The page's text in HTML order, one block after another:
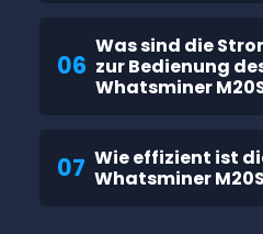
06
Was sind die
zur Bedienung
Whatsminer
07 Wie effizient ist
Whatsminer